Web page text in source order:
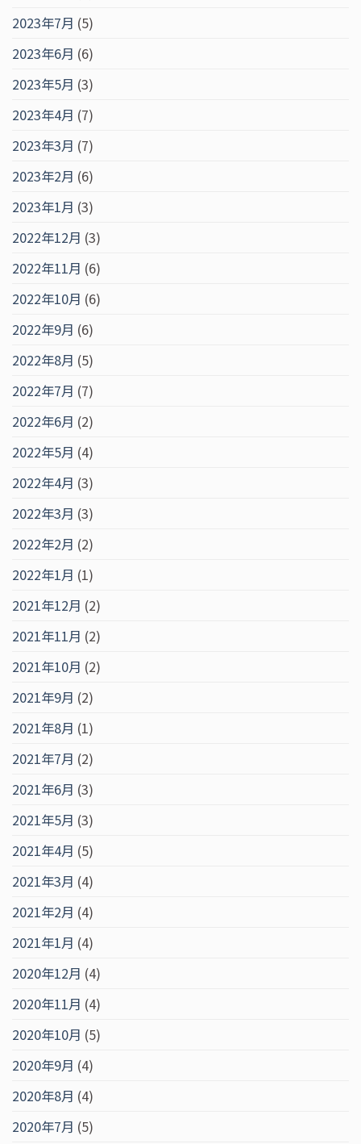
2023年7月 (5)
2023年6月 (6)
2023年5月 (3)
2023年4月 (7)
2023年3月 (7)
2023年2月 (6)
2023年1月 (3)
2022年12月 (3)
2022年11月 (6)
2022年10月 (6)
2022年9月 (6)
2022年8月 (5)
2022年7月 (7)
2022年6月 (2)
2022年5月 (4)
2022年4月 (3)
2022年3月 (3)
2022年2月 (2)
2022年1月 (1)
2021年12月 (2)
2021年11月 (2)
2021年10月 (2)
2021年9月 (2)
2021年8月 (1)
2021年7月 (2)
2021年6月 (3)
2021年5月 (3)
2021年4月 (5)
2021年3月 (4)
2021年2月 (4)
2021年1月 (4)
2020年12月 (4)
2020年11月 (4)
2020年10月 (5)
2020年9月 (4)
2020年8月 (4)
2020年7月 (5)